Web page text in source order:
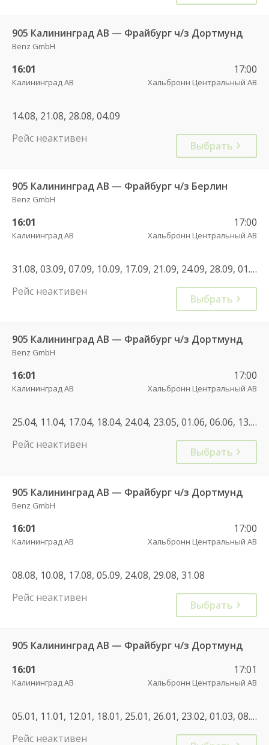
905 Калининград АВ — Фрайбург ч/з Дортмунд
Benz GmbH
16:01
Калининград АВ
17:00
Хальбронн Центральный АВ
14.08, 21.08, 28.08, 04.09
Рейс неактивен
Выбрать
905 Калининград АВ — Фрайбург ч/з Берлин
Benz GmbH
16:01
Калининград АВ
17:00
Хальбронн Центральный АВ
31.08, 03.09, 07.09, 10.09, 17.09, 21.09, 24.09, 28.09, 01.10, 08.10, 15.10, 26.10, 27.10
Рейс неактивен
Выбрать
905 Калининград АВ — Фрайбург ч/з Дортмунд
Benz GmbH
16:01
Калининград АВ
17:00
Хальбронн Центральный АВ
25.04, 11.04, 17.04, 18.04, 24.04, 23.05, 01.06, 06.06, 13.06, 15.06, 20.06, 29.06, 04.07, 06.07, 17.07, 25.07, 27.07, 03.08, 22.08
Рейс неактивен
Выбрать
905 Калининград АВ — Фрайбург ч/з Дортмунд
Benz GmbH
16:01
Калининград АВ
17:00
Хальбронн Центральный АВ
08.08, 10.08, 17.08, 05.09, 24.08, 29.08, 31.08
Рейс неактивен
Выбрать
905 Калининград АВ — Фрайбург ч/з Дортмунд
16:01
Калининград АВ
17:01
Хальбронн Центральный АВ
05.01, 11.01, 12.01, 18.01, 25.01, 26.01, 23.02, 01.03, 08.01, 08.03, 15.03, 21.03, 22.03, 18.07, 07.11, 14.11, 12.12, 19.12, 27.12, 27.02
Рейс неактивен